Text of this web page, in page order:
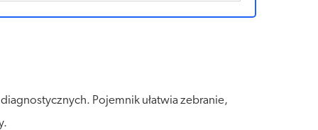
Pojemnik ułatwia zebranie,